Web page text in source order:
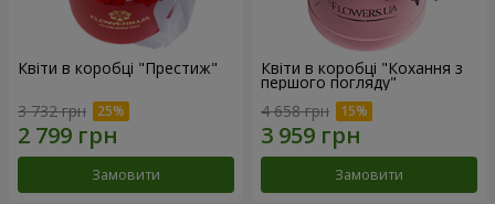
Квіти в коробці "Престиж"
3 732 грн
Замовити
Квіти в коробці "Кохання з
першого погляду"
4 658 грн
Замовити